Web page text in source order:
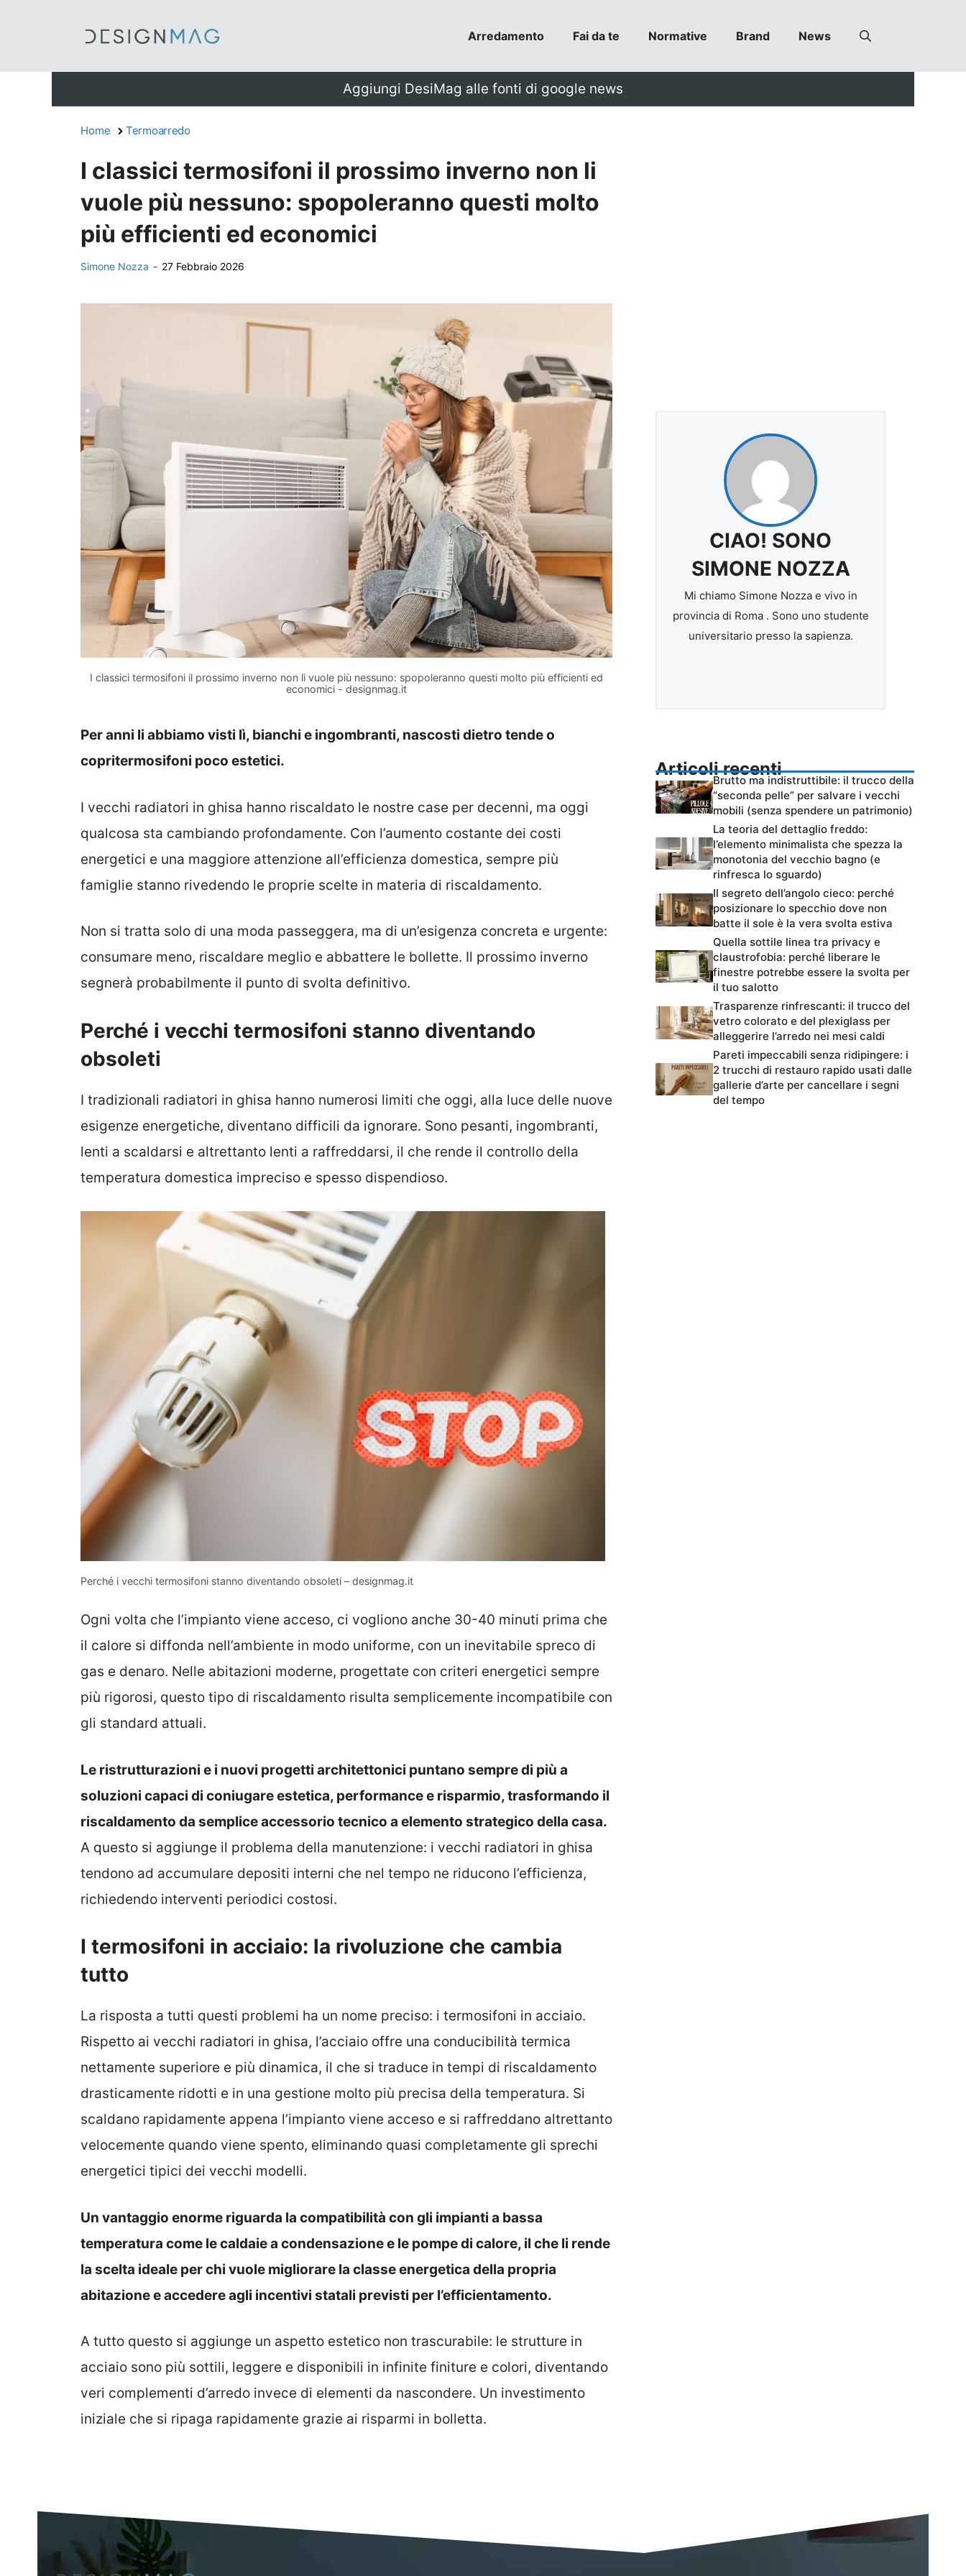
Arredamento Fai da te Normative Brand News
Aggiungi DesiMag alle fonti di google news
Home Termoarredo
I classici termosifoni il prossimo inverno non li
vuole più nessuno: spopoleranno questi molto
più efficienti ed economici
Simone Nozza - 27 Febbraio 2026
I classici termosifoni il prossimo inverno non li vuole più nessuno: spopoleranno questi molto più efficienti ed
economici - designmag.it
Per anni li abbiamo visti lì, bianchi e ingombranti, nascosti dietro tende o
copritermosifoni poco estetici.
I vecchi radiatori in ghisa hanno riscaldato le nostre case per decenni, ma oggi
qualcosa sta cambiando profondamente. Con l’aumento costante dei costi
energetici e una maggiore attenzione all’efficienza domestica, sempre più
famiglie stanno rivedendo le proprie scelte in materia di riscaldamento.
Non si tratta solo di una moda passeggera, ma di un’esigenza concreta e urgente:
consumare meno, riscaldare meglio e abbattere le bollette. Il prossimo inverno
segnerà probabilmente il punto di svolta definitivo.
Perché i vecchi termosifoni stanno diventando
obsoleti
I tradizionali radiatori in ghisa hanno numerosi limiti che oggi, alla luce delle nuove
esigenze energetiche, diventano difficili da ignorare. Sono pesanti, ingombranti,
lenti a scaldarsi e altrettanto lenti a raffreddarsi, il che rende il controllo della
temperatura domestica impreciso e spesso dispendioso.
Perché i vecchi termosifoni stanno diventando obsoleti – designmag.it
Ogni volta che l’impianto viene acceso, ci vogliono anche 30-40 minuti prima che
il calore si diffonda nell’ambiente in modo uniforme, con un inevitabile spreco di
gas e denaro. Nelle abitazioni moderne, progettate con criteri energetici sempre
più rigorosi, questo tipo di riscaldamento risulta semplicemente incompatibile con
gli standard attuali.
Le ristrutturazioni e i nuovi progetti architettonici puntano sempre di più a
soluzioni capaci di coniugare estetica, performance e risparmio, trasformando il
riscaldamento da semplice accessorio tecnico a elemento strategico della casa.
A questo si aggiunge il problema della manutenzione: i vecchi radiatori in ghisa
tendono ad accumulare depositi interni che nel tempo ne riducono l’efficienza,
richiedendo interventi periodici costosi.
I termosifoni in acciaio: la rivoluzione che cambia
tutto
La risposta a tutti questi problemi ha un nome preciso: i termosifoni in acciaio.
Rispetto ai vecchi radiatori in ghisa, l’acciaio offre una conducibilità termica
nettamente superiore e più dinamica, il che si traduce in tempi di riscaldamento
drasticamente ridotti e in una gestione molto più precisa della temperatura. Si
scaldano rapidamente appena l’impianto viene acceso e si raffreddano altrettanto
velocemente quando viene spento, eliminando quasi completamente gli sprechi
energetici tipici dei vecchi modelli.
Un vantaggio enorme riguarda la compatibilità con gli impianti a bassa
temperatura come le caldaie a condensazione e le pompe di calore, il che li rende
la scelta ideale per chi vuole migliorare la classe energetica della propria
abitazione e accedere agli incentivi statali previsti per l’efficientamento.
A tutto questo si aggiunge un aspetto estetico non trascurabile: le strutture in
acciaio sono più sottili, leggere e disponibili in infinite finiture e colori, diventando
veri complementi d’arredo invece di elementi da nascondere. Un investimento
iniziale che si ripaga rapidamente grazie ai risparmi in bolletta.
CIAO! SONO
SIMONE NOZZA
Mi chiamo Simone Nozza e vivo in
provincia di Roma . Sono uno studente
universitario presso la sapienza.
Articoli recenti
Brutto ma indistruttibile: il trucco della
“seconda pelle” per salvare i vecchi
mobili (senza spendere un patrimonio)
La teoria del dettaglio freddo:
l’elemento minimalista che spezza la
monotonia del vecchio bagno (e
rinfresca lo sguardo)
Il segreto dell’angolo cieco: perché
posizionare lo specchio dove non
batte il sole è la vera svolta estiva
Quella sottile linea tra privacy e
claustrofobia: perché liberare le
finestre potrebbe essere la svolta per
il tuo salotto
Trasparenze rinfrescanti: il trucco del
vetro colorato e del plexiglass per
alleggerire l’arredo nei mesi caldi
Pareti impeccabili senza ridipingere: i
2 trucchi di restauro rapido usati dalle
gallerie d’arte per cancellare i segni
del tempo